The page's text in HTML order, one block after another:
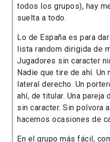
todos los grupos), hay
suelta a todo.
Lo de España es para
lista random dirigida de
Jugadores sin caracter
Nadie que tire de ahí. Un
lateral derecho. Un
ahí, de titular. Una
sin caracter. Sin polvora
hacemos ocasiones de
En el grupo más fácil,